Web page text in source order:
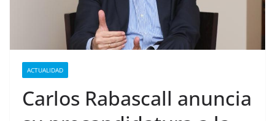
ACTUALIDAD
Carlos Rabascall anuncia